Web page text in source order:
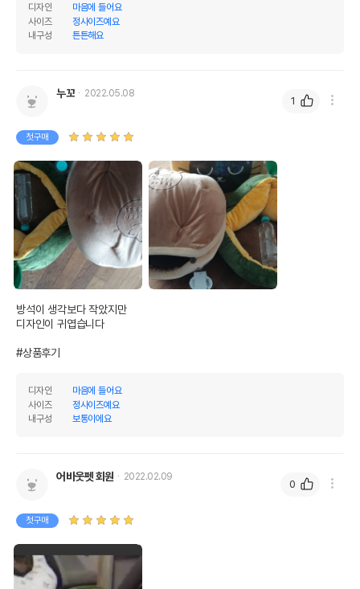
디자인
마음에 들어요
사이즈
정사이즈예요
내구성
튼튼해요
누꼬 2022.05.08
첫구매
방석이 생각보다 작았지만
디자인이 귀엽습니다
#상품후기
디자인
마음에 들어요
사이즈
정사이즈예요
내구성
보통이에요
1
어바웃펫 회원 2022.02.09
첫구매
0